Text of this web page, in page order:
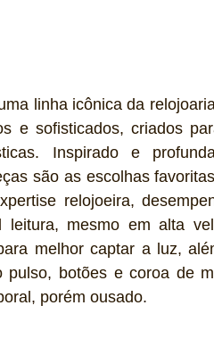
linha icônica da
e sofisticados, criados
Inspirado e
são as escolhas
relojoeira,
mesmo em alta
melhor captar a luz,
pulso, botões e coroa de
porém ousado.